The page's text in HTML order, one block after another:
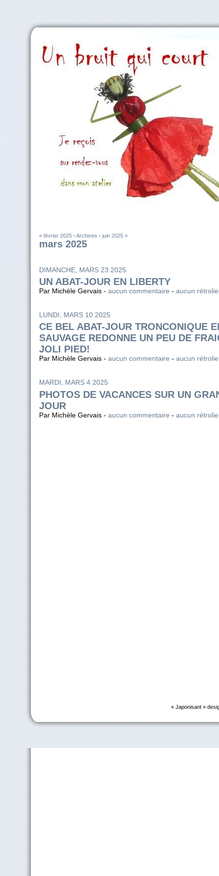
« février 2025 -Archives - juin 2025 »
mars 2025
DIMANCHE, MARS 23 2025
UN ABAT-JOUR EN LIBERTY
Par Michèle Gervais - aucun commentaire - aucun
LUNDI, MARS 10 2025
CE BEL ABAT-JOUR TRONCONIQUE
SAUVAGE REDONNE UN PEU DE
JOLI PIED!
Par Michèle Gervais - aucun commentaire - aucun
MARDI, MARS 4 2025
PHOTOS DE VACANCES SUR UN
JOUR
Par Michèle Gervais - aucun commentaire - aucun
« Japonisant »